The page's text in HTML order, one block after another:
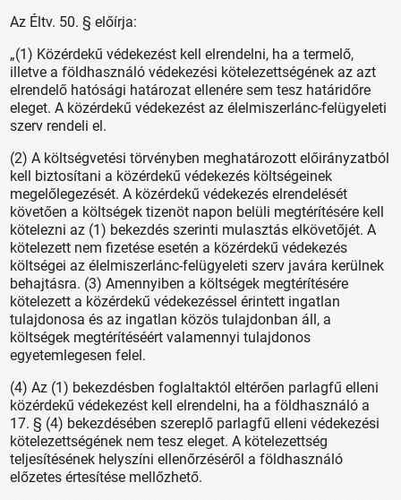
Az Éltv. 50. § előírja:
„(1) Közérdekű védekezést kell elrendelni, ha a termelő,
illetve a földhasználó védekezési kötelezettségének az azt
elrendelő hatósági határozat ellenére sem tesz határidőre
eleget. A közérdekű védekezést az élelmiszerlánc-felügyeleti
szerv rendeli el.
(2) A költségvetési törvényben meghatározott előirányzatból
kell biztosítani a közérdekű védekezés költségeinek
megelőlegezését. A közérdekű védekezés elrendelését
követően a költségek tizenöt napon belüli megtérítésére kell
kötelezni az (1) bekezdés szerinti mulasztás elkövetőjét. A
kötelezett nem fizetése esetén a közérdekű védekezés
költségei az élelmiszerlánc-felügyeleti szerv javára kerülnek
behajtásra. (3) Amennyiben a költségek megtérítésére
kötelezett a közérdekű védekezéssel érintett ingatlan
tulajdonosa és az ingatlan közös tulajdonban áll, a
költségek megtérítéséért valamennyi tulajdonos
egyetemlegesen felel.
(4) Az (1) bekezdésben foglaltaktól eltérően parlagfű elleni
közérdekű védekezést kell elrendelni, ha a földhasználó a
17. § (4) bekezdésében szereplő parlagfű elleni védekezési
kötelezettségének nem tesz eleget. A kötelezettség
teljesítésének helyszíni ellenőrzéséről a földhasználó
előzetes értesítése mellőzhető.